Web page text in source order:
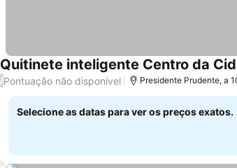
Quitinete inteligente Centro da
/Pontuação não disponível Presidente Prudente, a
Selecione as datas para ver os preços exatos.